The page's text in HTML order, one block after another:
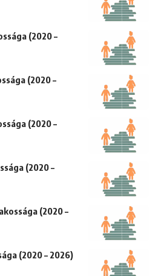
(2020 –
(2020 –
(2020 –
(2020 –
(2020 –
(2020 – 2026)